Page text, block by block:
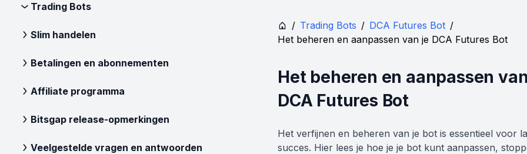
Trading Bots
Slim handelen
Betalingen en abonnementen
Affiliate programma
Bitsgap release-opmerkingen
Veelgestelde vragen en antwoorden
/ Trading Bots / DCA Futures Bot /
Het beheren en aanpassen van je DCA Futures Bot
Het beheren en aanpassen
DCA Futures Bot
Het verfijnen en beheren van je bot is essentieel voor
succes. Hier lees je hoe je je bot kunt aanpassen,